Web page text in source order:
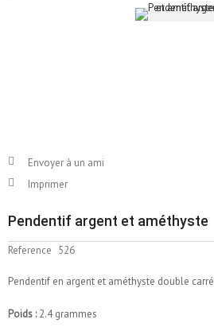
Envoyer à un ami
Imprimer
Pendentif argent et améthyste
Reference 526
Pendentif en argent et améthyste double carré
Poids :2.4 grammes